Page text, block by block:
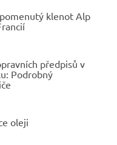
klenot Alp
předpisů v
Podrobný
oleji